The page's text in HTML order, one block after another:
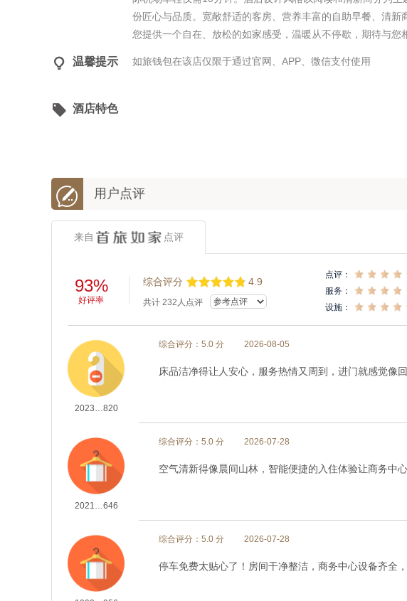
份匠心与品质。宽敞舒适的客房、营养丰富的自助早餐、清
您提供一个自在、放松的如家感受，温暖从不停歇，期待与您
 温馨提示 如旅钱包在该店仅限于通过官网、APP、微信支付使用
 酒店特色
 用户点评
来自 点评
93%
好评率
综合评分 4.9
共计 232 人点评
点评：
服务：
设施：
2023…820
综合评分：5.0 分 2026-08-05
床品洁净得让人安心，服务热情又周到，进门就感觉像
2021…646
综合评分：5.0 分 2026-07-28
空气清新得像晨间山林，智能便捷的入住体验让商务中
综合评分：5.0 分 2026-07-28
停车免费太贴心了！房间干净整洁，商务中心设备齐全